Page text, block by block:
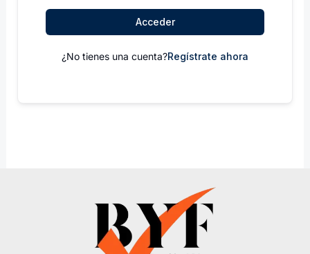
Acceder
¿No tienes una cuenta?Regístrate ahora